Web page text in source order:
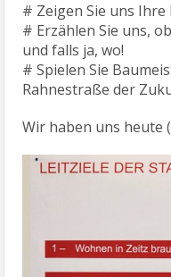
# Zeigen Sie uns
# Erzählen Sie uns,
und falls ja, wo!
# Spielen Sie
Rahnestraße der
Wir haben uns heute